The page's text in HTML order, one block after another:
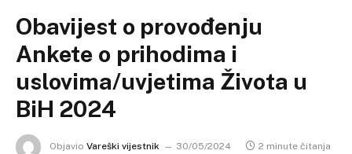
Obavijest o provođenju
Ankete o prihodima i
uslovima/uvjetima Života u
BiH 2024
Objavio Vareški vijestnik 30/05/2024 2 minute čitanja